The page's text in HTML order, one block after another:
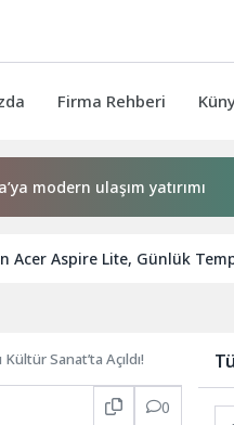
Firma Rehberi
ulaşım yatırımı
Acer Aspire Lite, Günlük
Sanat’ta Açıldı!
0